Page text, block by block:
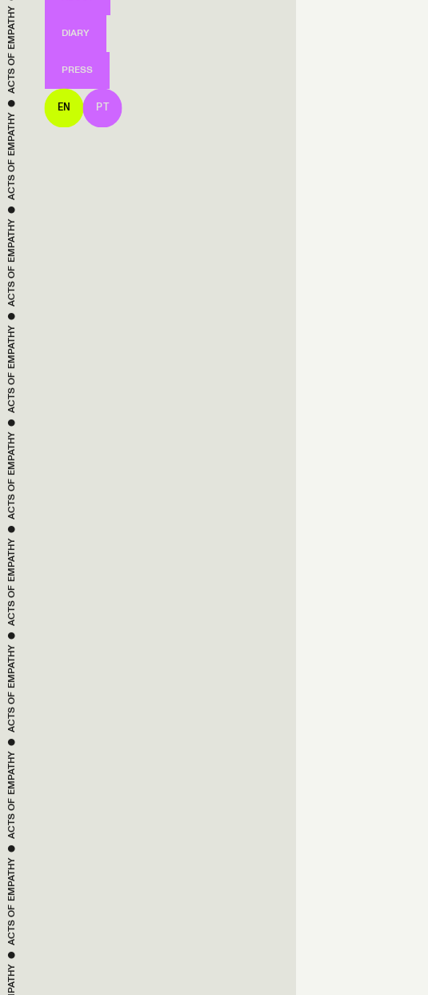
DIARY
PRESS
EN PT
EMPATHY
●
ACTS OF
EMPATHY
●
ACTS OF
EMPATHY
●
ACTS OF
EMPATHY
●
ACTS OF
EMPATHY
●
ACTS OF
EMPATHY
●
ACTS OF
EMPATHY
●
ACTS OF
EMPATHY
●
ACTS OF
EMPATHY
●
ACTS OF